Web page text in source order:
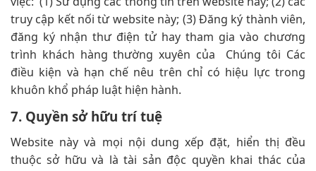
truy cập kết nối từ website này; (3) Đăng ký thành viên,
đăng ký nhận thư điện tử hay tham gia vào chương
trình khách hàng thường xuyên của Chúng tôi Các
điều kiện và hạn chế nêu trên chỉ có hiệu lực trong
khuôn khổ pháp luật hiện hành.
7. Quyền sở hữu trí tuệ
Website này và mọi nội dung xếp đặt, hiển thị đều
thuộc sở hữu và là tài sản độc quyền khai thác của